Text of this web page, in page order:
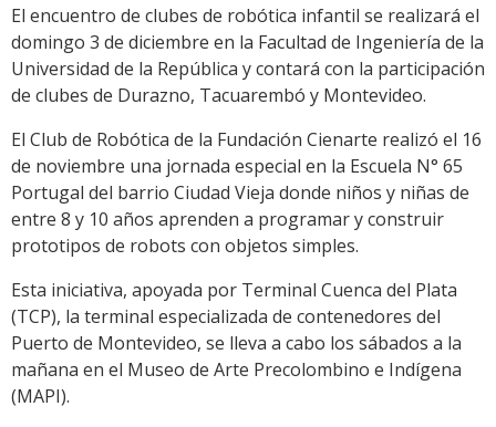
Link
El encuentro de clubes de robótica infantil se realizará el
domingo 3 de diciembre en la Facultad de Ingeniería de la
Universidad de la República y contará con la participación
de clubes de Durazno, Tacuarembó y Montevideo.
El Club de Robótica de la Fundación Cienarte realizó el 16
de noviembre una jornada especial en la Escuela N° 65
Portugal del barrio Ciudad Vieja donde niños y niñas de
entre 8 y 10 años aprenden a programar y construir
prototipos de robots con objetos simples.
Esta iniciativa, apoyada por Terminal Cuenca del Plata
(TCP), la terminal especializada de contenedores del
Puerto de Montevideo, se lleva a cabo los sábados a la
mañana en el Museo de Arte Precolombino e Indígena
(MAPI).